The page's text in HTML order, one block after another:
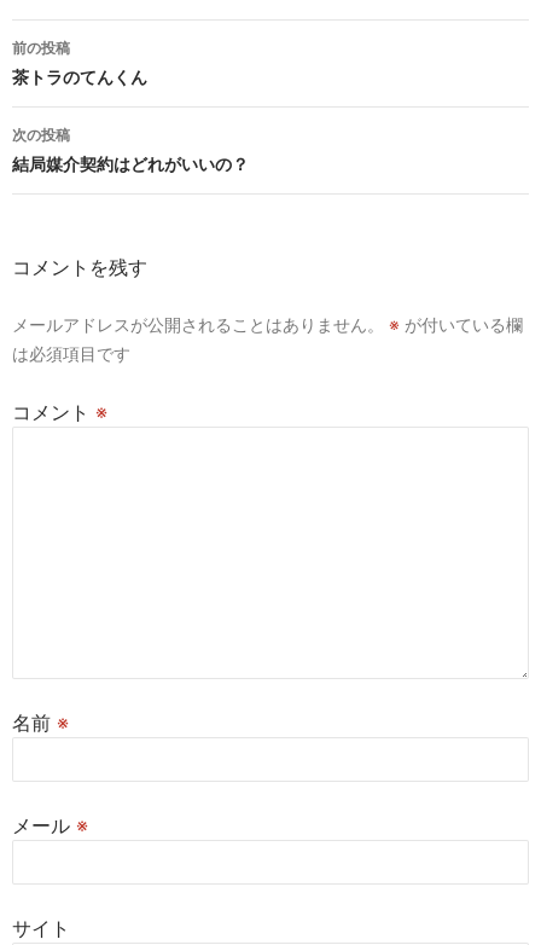
投
稿
ナ
ビ
ョ
前の投稿
茶トラのてんくん
次の投稿
結局媒介契約はどれがいいの？
コメントを残す
メールアドレスが公開されることはありません。 ※ が付いている欄
は必須項目です
コメント ※
名前 ※
メール ※
サイト